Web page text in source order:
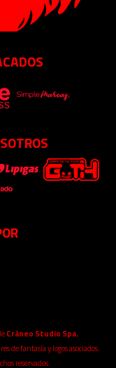
Cráneo Studio Spa.
de fantasía y logos asociados.
reservados.